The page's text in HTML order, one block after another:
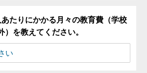
たりにかかる月々の教育費（学校
）を教えてください。